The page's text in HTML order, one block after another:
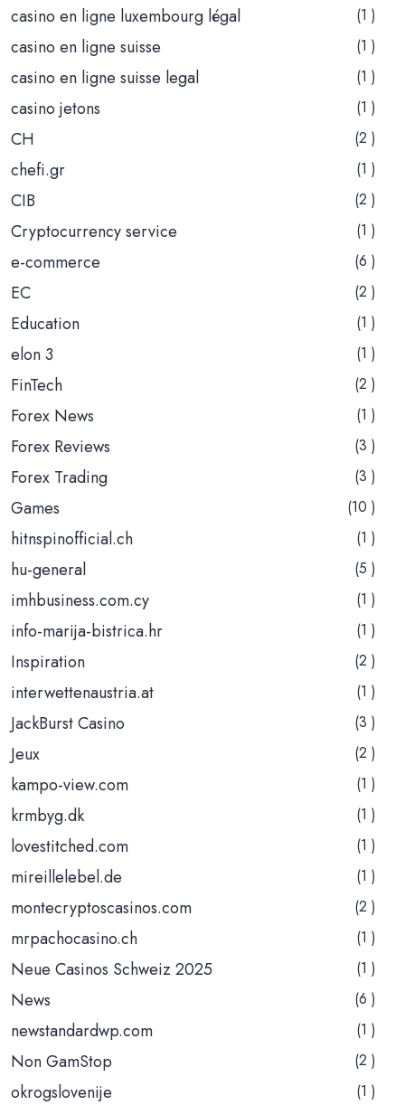
casino en ligne luxembourg légal (1 )
casino en ligne suisse (1 )
casino en ligne suisse legal (1 )
casino jetons (1 )
CH (2 )
chefi.gr (1 )
CIB (2 )
Cryptocurrency service (1 )
e-commerce (6 )
EC (2 )
Education (1 )
elon 3 (1 )
FinTech (2 )
Forex News (1 )
Forex Reviews (3 )
Forex Trading (3 )
Games (10 )
hitnspinofficial.ch (1 )
hu-general (5 )
imhbusiness.com.cy (1 )
info-marija-bistrica.hr (1 )
Inspiration (2 )
interwettenaustria.at (1 )
JackBurst Casino (3 )
Jeux (2 )
kampo-view.com (1 )
krmbyg.dk (1 )
lovestitched.com (1 )
mireillelebel.de (1 )
montecryptoscasinos.com (2 )
mrpachocasino.ch (1 )
Neue Casinos Schweiz 2025 (1 )
News (6 )
newstandardwp.com (1 )
Non GamStop (2 )
okrogslovenije (1 )